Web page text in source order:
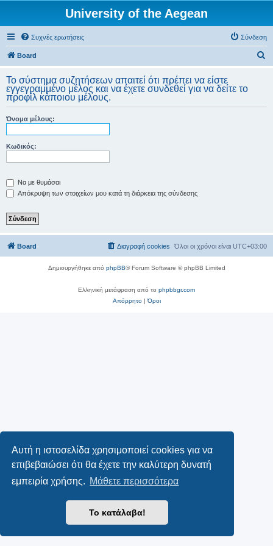
Αυτή η ιστοσελίδα χρησιμοποιεί cookies για να
επιβεβαιώσει ότι θα έχετε την καλύτερη δυνατή
εμπειρία χρήσης. Μάθετε περισσότερα
Το κατάλαβα!
University of the Aegean
Συχνές ερωτήσεις Σύνδεση
Board
Το σύστημα συζητήσεων απαιτεί ότι πρέπει να είστε
εγγεγραμμένο μέλος και να έχετε συνδεθεί για να δείτε το
προφίλ κάποιου μέλους.
Όνομα μέλους:
Κωδικός:
Να με θυμάσαι
Απόκρυψη των στοιχείων μου κατά τη διάρκεια της σύνδεσης
Board Όλοι οι χρόνοι είναι UTC+03:00
Διαγραφή cookies
Δημιουργήθηκε από phpBB® Forum Software © phpBB Limited
Ελληνική μετάφραση από το phpbbgr.com
Απόρρητο|Όροι